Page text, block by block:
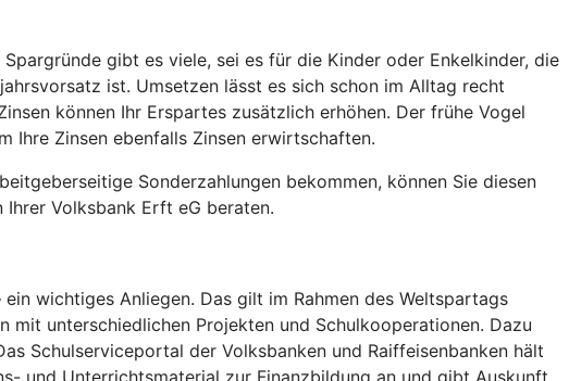
gibt es viele, sei es für die Kinder oder Enkelkinder, die
ist. Umsetzen lässt es sich schon im Alltag recht
können Ihr Erspartes zusätzlich erhöhen. Der frühe Vogel
Ihre Zinsen ebenfalls Zinsen erwirtschaften.
Sonderzahlungen bekommen, können Sie diesen
Volksbank Erft eG beraten.
wichtiges Anliegen. Das gilt im Rahmen des Weltspartags
mit unterschiedlichen Projekten und Schulkooperationen. Dazu
Schulserviceportal der Volksbanken und Raiffeisenbanken hält
und Unterrichtsmaterial zur Finanzbildung an und gibt Auskunft